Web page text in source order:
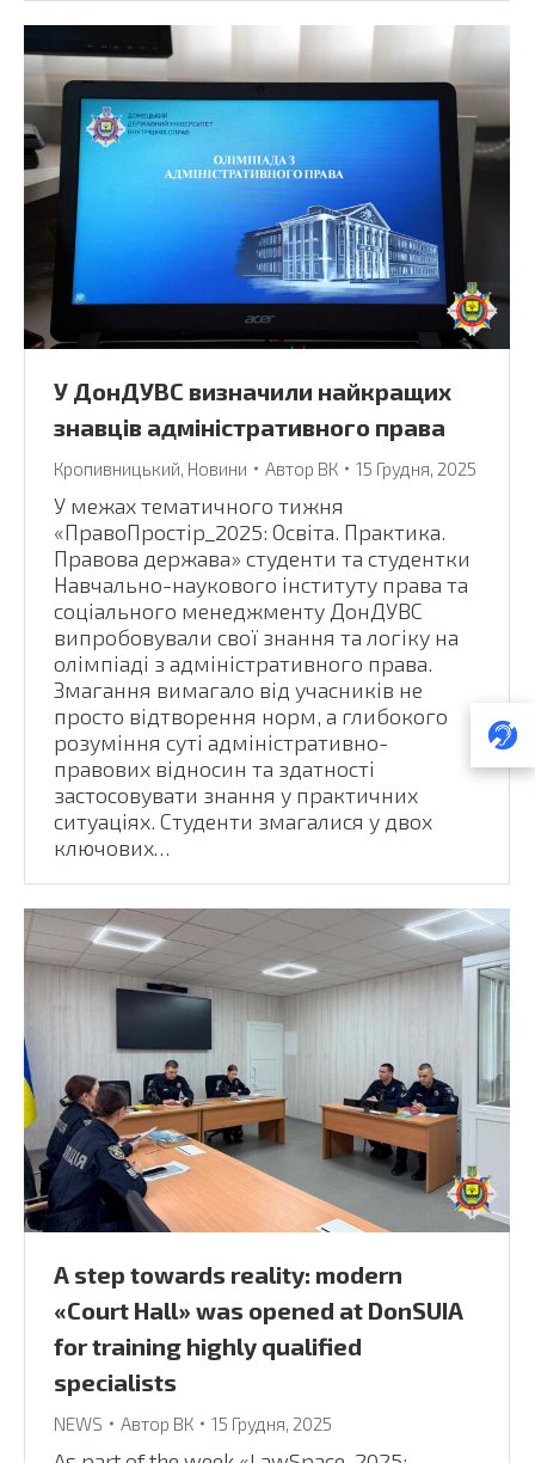
У ДонДУВС визначили найкращих
знавців адміністративного права
Кропивницький, Новини Автор ВК 15 Грудня, 2025
У межах тематичного тижня
«ПравоПростір_2025: Освіта. Практика.
Правова держава» студенти та студентки
Навчально-наукового інституту права та
соціального менеджменту ДонДУВС
випробовували свої знання та логіку на
олімпіаді з адміністративного права.
Змагання вимагало від учасників не
просто відтворення норм, а глибокого
розуміння суті адміністративно-
правових відносин та здатності
застосовувати знання у практичних
ситуаціях. Студенти змагалися у двох
ключових…
A step towards reality: modern
«Court Hall» was opened at DonSUIA
for training highly qualified
specialists
NEWS Автор ВК 15 Грудня, 2025